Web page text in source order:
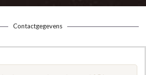
Contactgegevens